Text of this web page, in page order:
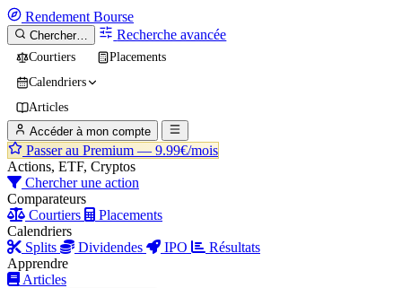
Rendement Bourse
Chercher… Recherche avancée
Courtiers
Placements
Calendriers
Articles
Accéder à mon compte
Passer au Premium — 9.99€/mois
Actions, ETF, Cryptos
Chercher une action
Comparateurs
Courtiers
Placements
Calendriers
Splits
Dividendes IPO
Résultats
Apprendre
Articles